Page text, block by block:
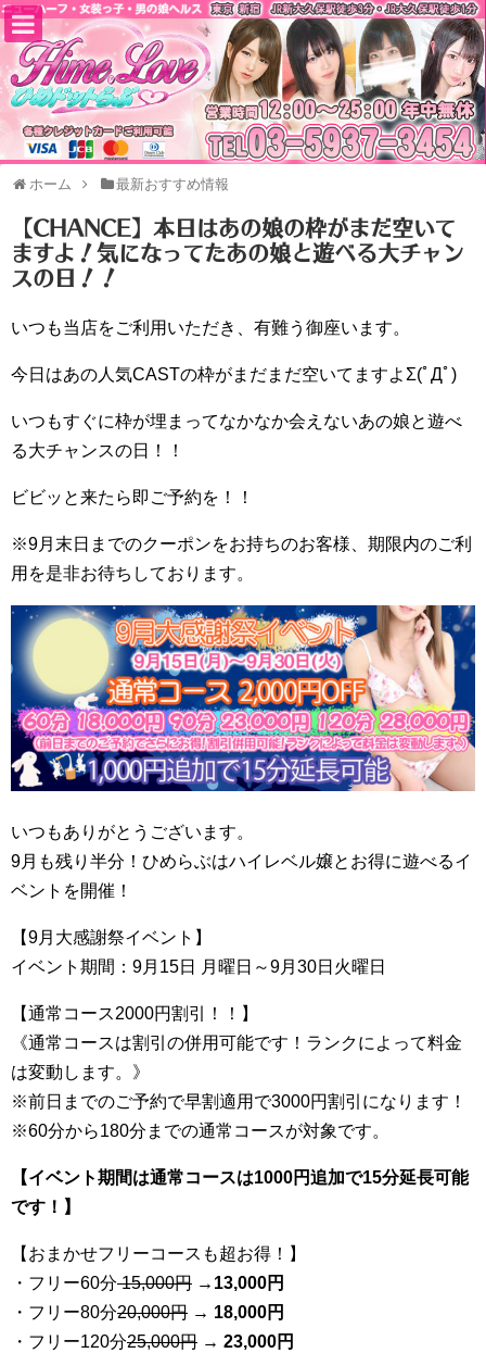
ホーム 最新おすすめ情報
【CHANCE】本日はあの娘の枠がまだ空いて
ますよ！気になってたあの娘と遊べる大チャン
スの日！！
いつも当店をご利用いただき、有難う御座います。
今日はあの人気CASTの枠がまだまだ空いてますよΣ(ﾟДﾟ)
いつもすぐに枠が埋まってなかなか会えないあの娘と遊べ
る大チャンスの日！！
ビビッと来たら即ご予約を！！
※9月末日までのクーポンをお持ちのお客様、期限内のご利
用を是非お待ちしております。
いつもありがとうございます。
9月も残り半分！ひめらぶはハイレベル嬢とお得に遊べるイ
ベントを開催！
【9月大感謝祭イベント】
イベント期間：9月15日 月曜日～9月30日火曜日
【通常コース2000円割引！！】
《通常コースは割引の併用可能です！ランクによって料金
は変動します。》
※前日までのご予約で早割適用で3000円割引になります！
※60分から180分までの通常コースが対象です。
【イベント期間は通常コースは1000円追加で15分延長可能
です！】
【おまかせフリーコースも超お得！】
・フリー60分15,000円 → 13,000円
・フリー80分20,000円 → 18,000円
・フリー120分25,000円 → 23,000円